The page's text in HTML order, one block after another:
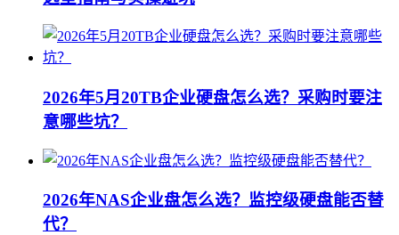
2026年5月20TB企业硬盘怎么选？采购时要注
意哪些坑？
2026年NAS企业盘怎么选？监控级硬盘能否替
代？